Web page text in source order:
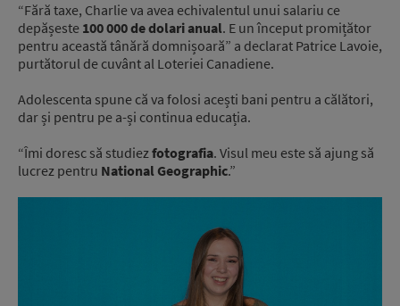
“Fără taxe, Charlie va avea echivalentul unui salariu ce
depășeste 100 000 de dolari anual. E un început promițător
pentru această tânără domnișoară” a declarat Patrice Lavoie,
purtătorul de cuvânt al Loteriei Canadiene.
Adolescenta spune că va folosi acești bani pentru a călători,
dar și pentru pe a-și continua educația.
“Îmi doresc să studiezfotografia. Visul meu este să ajung să
lucrez pentru National Geographic.”